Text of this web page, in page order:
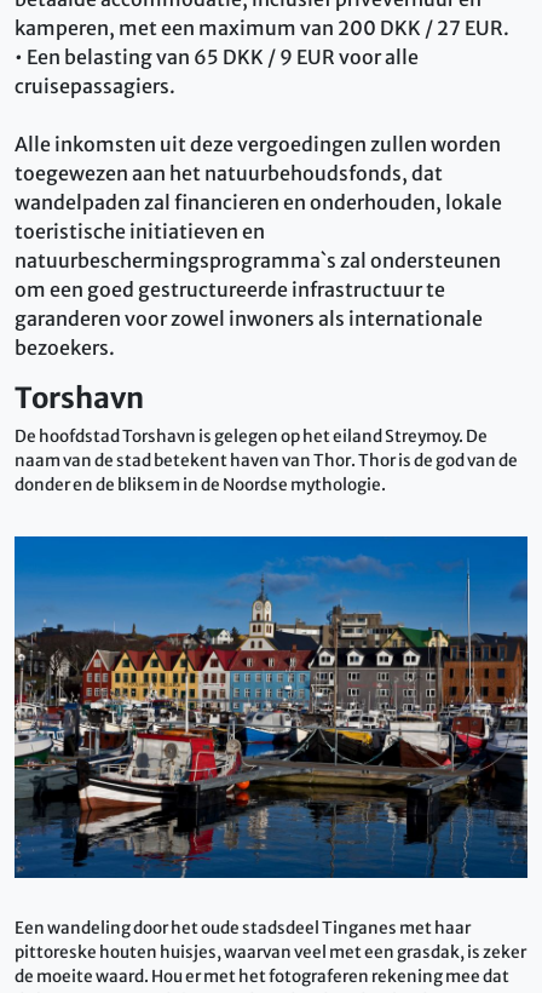
kamperen, met een maximum van 200 DKK / 27 EUR.
• Een belasting van 65 DKK / 9 EUR voor alle
cruisepassagiers.
Alle inkomsten uit deze vergoedingen zullen worden
toegewezen aan het natuurbehoudsfonds, dat
wandelpaden zal financieren en onderhouden, lokale
toeristische initiatieven en
natuurbeschermingsprogramma`s zal ondersteunen
om een ​​goed gestructureerde infrastructuur te
garanderen voor zowel inwoners als internationale
bezoekers.
Torshavn
De hoofdstad Torshavn is gelegen op het eiland Streymoy. De
naam van de stad betekent haven van Thor. Thor is de god van de
donder en de bliksem in de Noordse mythologie.
Een wandeling door het oude stadsdeel Tinganes met haar
pittoreske houten huisjes, waarvan veel met een grasdak, is zeker
de moeite waard. Hou er met het fotograferen rekening mee dat